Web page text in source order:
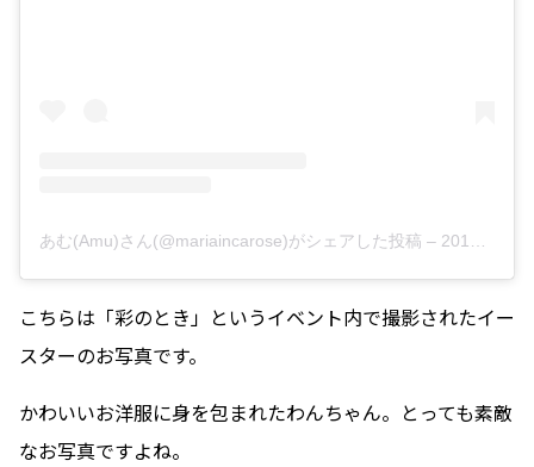
あむ(Amu)さん(@mariaincarose)がシェアした投稿 – 2019年 3月月5日午前5時07分PST
こちらは「彩のとき」というイベント内で撮影されたイー
スターのお写真です。
かわいいお洋服に身を包まれたわんちゃん。とっても素敵
なお写真ですよね。